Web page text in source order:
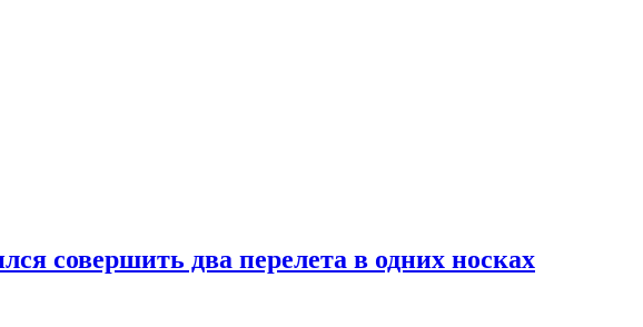
совершить два перелета в одних носках